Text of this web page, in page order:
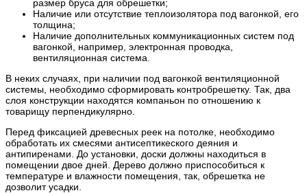
размер бруса для обрешетки;
Наличие или отсутствие теплоизолятора под вагонкой, его
толщина;
Наличие дополнительных коммуникационных систем под
вагонкой, например, электронная проводка,
вентиляционная система.
В неких случаях, при наличии под вагонкой вентиляционной
системы, необходимо сформировать контробрешетку. Так, два
слоя конструкции находятся компаньон по отношению к
товарищу перпендикулярно.
Перед фиксацией древесных реек на потолке, необходимо
обработать их смесями антисептикеского деяния и
антипиренами. До установки, доски должны находиться в
помещении двое дней. Дерево должно приспособиться к
температуре и влажности помещения, так, обрешетка не
дозволит усадки.